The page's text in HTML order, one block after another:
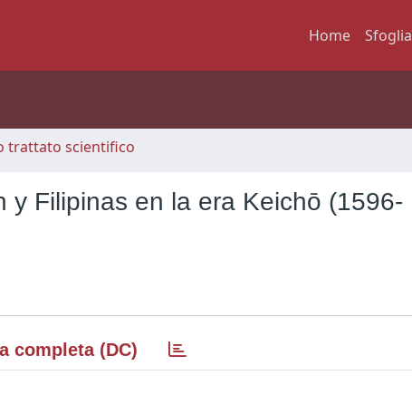
Home Sfoglia
trattato scientifico
y Filipinas en la era Keichō (1596-
completa (DC)